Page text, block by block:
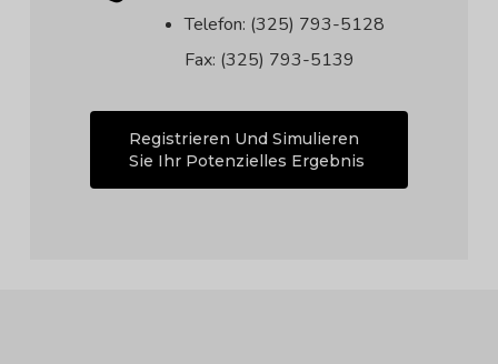
Telefon: (325) 793-5128
Fax: (325) 793-5139
Registrieren Und Simulieren
Sie Ihr Potenzielles Ergebnis